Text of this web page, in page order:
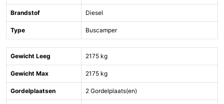
Brandstof Diesel
Type Buscamper
Gewicht Leeg 2175 kg
Gewicht Max 2175 kg
Gordelplaatsen 2 Gordelplaats(en)